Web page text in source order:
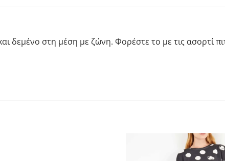
δεμένο στη μέση με ζώνη. Φορέστε το με τις ασορτί